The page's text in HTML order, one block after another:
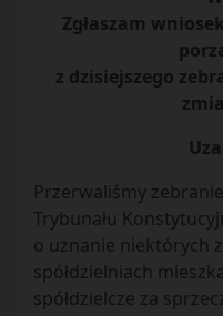
Zgłaszam
z dzisiejszego
Przerwaliśmy
Trybunału
o uznanie niektórych
spółdzielniach
spółdzielcze za